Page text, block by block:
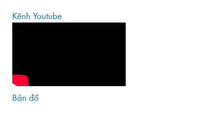
Kênh Youtube
Bản đồ